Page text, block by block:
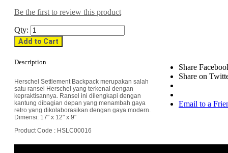
Be the first to review this product
Qty:
Add to Cart
Share
Share on
Email to a
Description
Herschel Settlement Backpack merupakan salah
satu ransel Herschel yang terkenal dengan
kepraktisannya. Ransel ini dilengkapi dengan
kantung dibagian depan yang menambah gaya
retro yang dikolaborasikan dengan gaya modern.
Dimensi: 17" x 12" x 9"
Product Code : HSLC00016